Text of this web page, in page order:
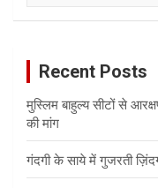
Recent Posts
मुस्लिम बाहुल्य सीटों से
की मांग
गंदगी के साये में गुजरती